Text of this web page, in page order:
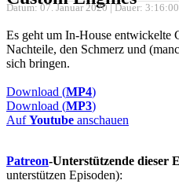
Datum: 07. Januar 2020 | Dauer: 3:16:00
Es geht um In-House entwickelte
Nachteile, den Schmerz und
sich bringen.
Download (MP4)
Download (MP3)
AufYoutube anschauen
Patreon-Unterstützende dieser
unterstützen Episoden):